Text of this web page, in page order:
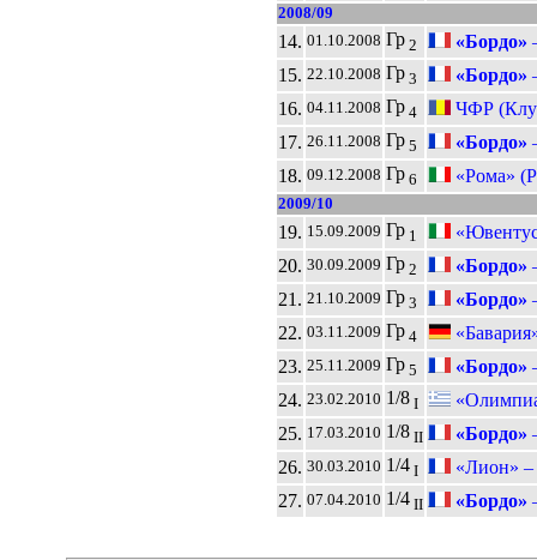
2008/09
14. 01.10.2008 Гр 2 «Бордо»
15. 22.10.2008 Гр 3 «Бордо»
16. 04.11.2008 Гр 4
ЧФР
17. 26.11.2008 Гр 5 «Бордо»
18. 09.12.2008 Гр 6 «Рома»
2009/10
19. 15.09.2009 Гр 1
20. 30.09.2009 Гр 2 «Бордо»
21. 21.10.2009 Гр 3 «Бордо»
22. 03.11.2009 Гр 4
23. 25.11.2009 Гр 5 «Бордо»
24. 23.02.2010 1/8 I
25. 17.03.2010 1/8 II «Бордо»
26. 30.03.2010 1/4 I
«Лион» –
27. 07.04.2010 1/4 II «Бордо»